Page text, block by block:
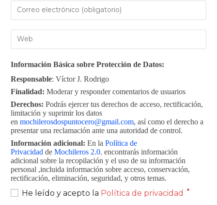
Información Básica sobre Protección de Datos:
Responsable: Víctor J. Rodrigo
Finalidad:Moderar y responder comentarios de usuarios
Derechos:Podrás ejercer tus derechos de acceso, rectificación,
limitación y suprimir los datos
enmochilerosdospuntocero@gmail.com, así como el derecho a
presentar una reclamación ante una autoridad de control.
Información adicional: En laPolítica de
Privacidad deMochileros 2.0, encontrarás información
adicional sobre la recopilación y el uso de su información
personal ,incluida información sobre acceso, conservación,
rectificación, eliminación, seguridad, y otros temas.
He leído y acepto la Política de privacidad *